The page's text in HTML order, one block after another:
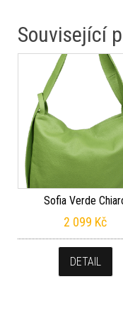
Související
Sofia Verde
2 099 Kč
DETAIL